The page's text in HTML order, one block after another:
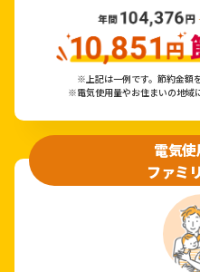
※上記は一例です。節約金額
※電気使用量やお住まいの地域
電気
ファミ